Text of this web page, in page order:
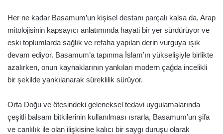
Her ne kadar Basamum’un kişisel destanı parçalı kalsa da, Arap
mitolojisinin kapsayıcı anlatımında hayati bir yer sürdürüyor ve
eski toplumlarda sağlık ve refaha yapılan derin vurguya ışık
devam ediyor. Basamum’a tapınma İslam’ın yükselişiyle birlikte
azalırken, onun kaynaklarının yankıları modern çağda incelikli
bir şekilde yankılanarak süreklilik sürüyor.
Orta Doğu ve ötesindeki geleneksel tedavi uygulamalarında
çeşitli balsam bitkilerinin kullanılması ısrarla, Basamum’un şifa
ve canlılık ile olan ilişkisine kalıcı bir saygı duruşu olarak